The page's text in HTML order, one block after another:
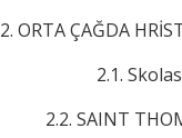
2. ORTA ÇAĞDA
2.1.
2.2. SAINT